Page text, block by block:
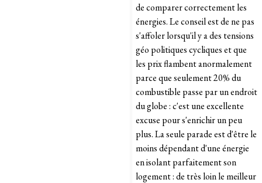
de comparer correctement les
énergies. Le conseil est de ne pas
s'affoler lorsqu'il y a des tensions
géo politiques cycliques et que
les prix flambent anormalement
parce que seulement 20% du
combustible passe par un endroit
du globe : c'est une excellente
excuse pour s'enrichir un peu
plus. La seule parade est d'être le
moins dépendant d'une énergie
en isolant parfaitement son
logement : de très loin le meilleur